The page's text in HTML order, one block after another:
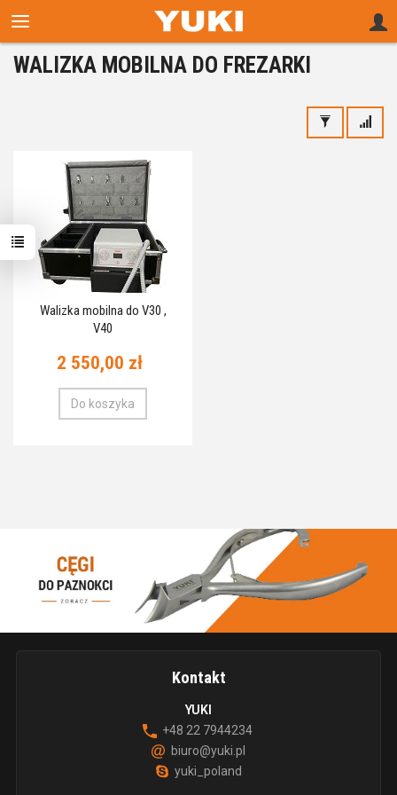
WALIZKA MOBILNA DO FREZARKI
Walizka mobilna do V30 ,
V40
2 550,00 zł
Do koszyka
Kontakt
YUKI
+48 22 7944234
biuro@yuki.pl
yuki_poland